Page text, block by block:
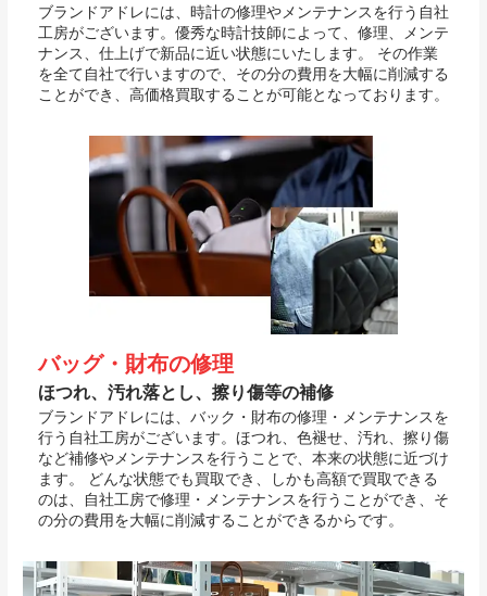
ブランドアドレには、時計の修理やメンテナンスを行う自社
工房がございます。優秀な時計技師によって、修理、メンテ
ナンス、仕上げで新品に近い状態にいたします。 その作業
を全て自社で行いますので、その分の費用を大幅に削減する
ことができ、高価格買取することが可能となっております。
バッグ・財布の修理
ほつれ、汚れ落とし、擦り傷等の補修
ブランドアドレには、バック・財布の修理・メンテナンスを
行う自社工房がございます。ほつれ、色褪せ、汚れ、擦り傷
など補修やメンテナンスを行うことで、本来の状態に近づけ
ます。 どんな状態でも買取でき、しかも高額で買取できる
のは、自社工房で修理・メンテナンスを行うことができ、そ
の分の費用を大幅に削減することができるからです。